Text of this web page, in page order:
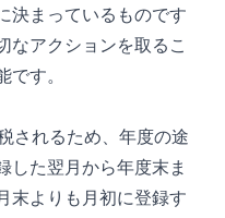
決まっているものです
なアクションを取るこ
です。
されるため、年度の途
した翌月から年度末ま
末よりも月初に登録す